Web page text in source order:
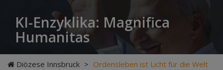
KI-Enzyklika: Magnifica
Humanitas
Diözese Innsbruck > Ordensleben ist Licht für die Welt